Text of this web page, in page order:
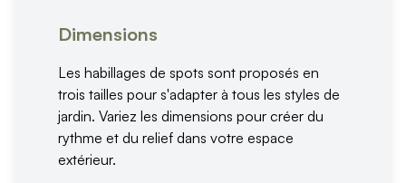
Dimensions
Les habillages de spots sont proposés en
trois tailles pour s'adapter à tous les styles de
jardin. Variez les dimensions pour créer du
rythme et du relief dans votre espace
extérieur.